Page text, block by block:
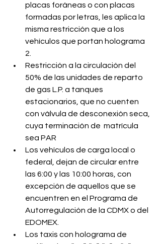
placas foráneas o con placas
formadas por letras, les aplica la
misma restricción que a los
vehículos que portan holograma
2.
Restricción a la circulación del
50% de las unidades de reparto
de gas L.P. a tanques
estacionarios, que no cuenten
con válvula de desconexión seca,
cuya terminación de  matrícula
sea PAR
Los vehículos de carga local o
federal, dejan de circular entre
las 6:00 y las 10:00 horas, con
excepción de aquellos que se
encuentren en el Programa de
Autorregulación de la CDMX o del
EDOMEX.
Los taxis con holograma de